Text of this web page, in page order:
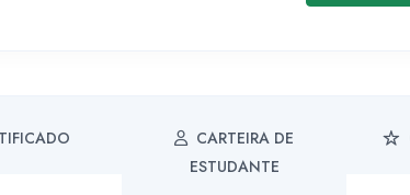
CARTEIRA DE
ESTUDANTE